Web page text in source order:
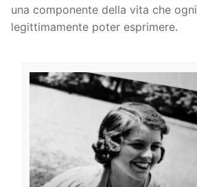
una componente della vita che
legittimamente poter esprimere.